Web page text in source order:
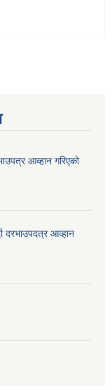
आव्हान गरिएको
दरभाउपदत्र आव्हान